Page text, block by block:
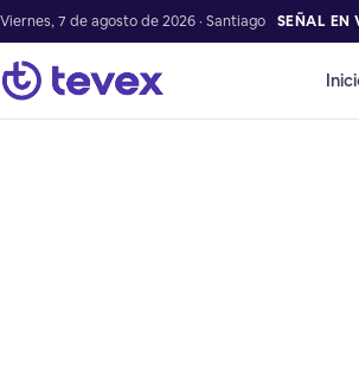
Viernes, 7 de agosto de 2026 · Santiago SEÑAL EN